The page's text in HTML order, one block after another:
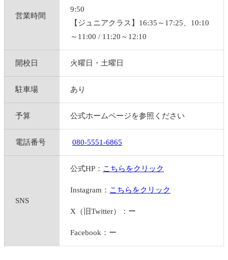
営業時間
9:50
【ジュニアクラス】16:35～17:25、10:10
～11:00 / 11:20～12:10
開校日 火曜日・土曜日
駐車場 あり
予算 公式ホームページを参照ください
電話番号 080-5551-6865
SNS
公式HP： こちらをクリック
Instagram： こちらをクリック
X（旧Twitter）：ー
Facebook：ー